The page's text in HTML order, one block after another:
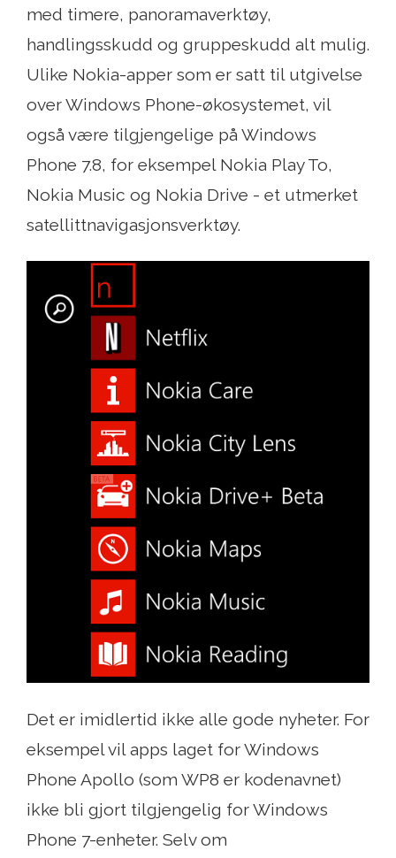
med timere, panoramaverktøy,
handlingsskudd og gruppeskudd alt mulig.
Ulike Nokia-apper som er satt til utgivelse
over Windows Phone-økosystemet, vil
også være tilgjengelige på Windows
Phone 7.8, for eksempel Nokia Play To,
Nokia Music og Nokia Drive - et utmerket
satellittnavigasjonsverktøy.
Det er imidlertid ikke alle gode nyheter. For
eksempel vil apps laget for Windows
Phone Apollo (som WP8 er kodenavnet)
ikke bli gjort tilgjengelig for Windows
Phone 7-enheter. Selv om